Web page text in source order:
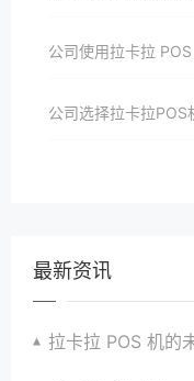
公司使用拉卡拉 POS 机的团队培训要点
公司选择拉卡拉POS机的考量
最新资讯
拉卡拉 POS 机的